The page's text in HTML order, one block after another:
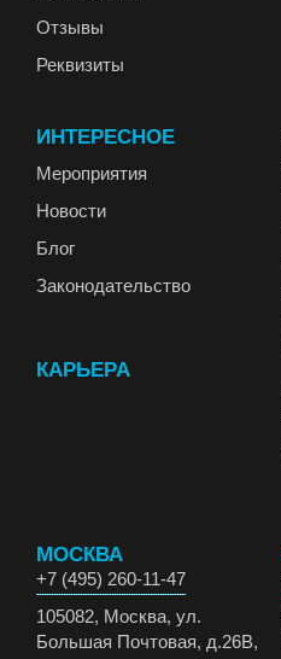
Отзывы
Реквизиты
ИНТЕРЕСНОЕ
Мероприятия
Новости
Блог
Законодательство
КАРЬЕРА
МОСКВА
+7 (495) 260-11-47
105082, Москва, ул.
Большая Почтовая, д.26В,